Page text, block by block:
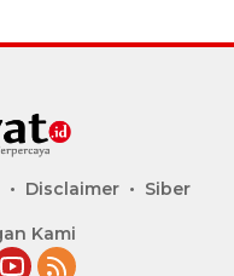
Disclaimer Siber
Kami